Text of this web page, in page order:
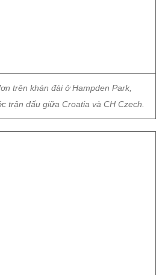
trên khán đài ở Hampden Park,
trận đấu giữa Croatia và CH Czech.